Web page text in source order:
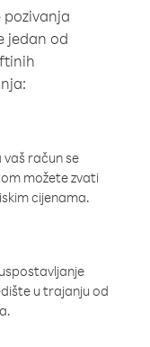
pozivanja
jedan od
vaš račun se
možete zvati
cijenama.
u trajanju od